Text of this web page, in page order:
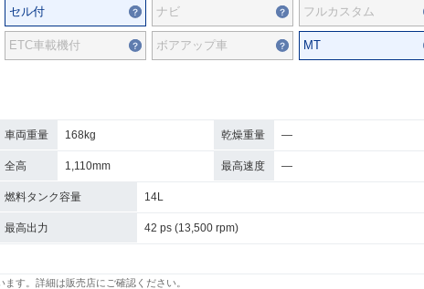
セル付 ナビ フルカスタム
ETC車載機付 ボアアップ車 MT
車両重量 168kg 乾燥重量 ―
全高 1,110mm 最高速度 ―
燃料タンク容量 14L
最高出力 42 ps (13,500 rpm)
す。詳細は販売店にご確認ください。